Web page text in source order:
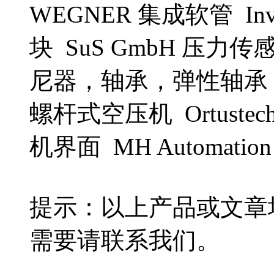
WEGNER 集成软管
块 SuS GmbH 压力传
尼器，轴承，弹性轴
螺杆式空压机
机界面 MH
提示：以上产品或文
需要请联系我们。